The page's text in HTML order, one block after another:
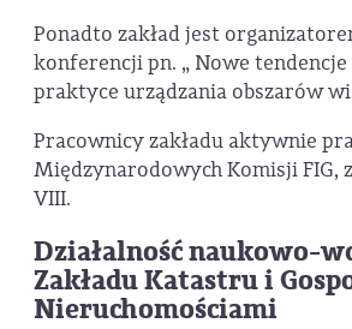
Ponadto zakład jest
konferencji pn. „ Nowe
praktyce urządzania obszarów
Pracownicy zakładu aktywnie
Międzynarodowych Komisji FIG,
VIII.
Działalność naukowo-
Zakładu Katastru i
Nieruchomościami